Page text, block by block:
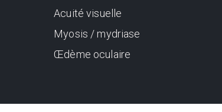
Acuité visuelle
Myosis / mydriase
Œdème oculaire